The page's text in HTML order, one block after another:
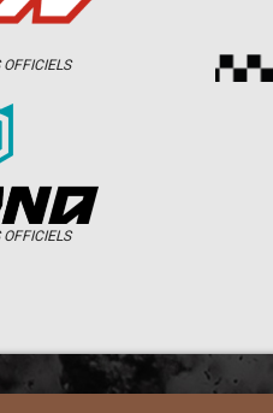
OFFICIELS
OFFICIELS